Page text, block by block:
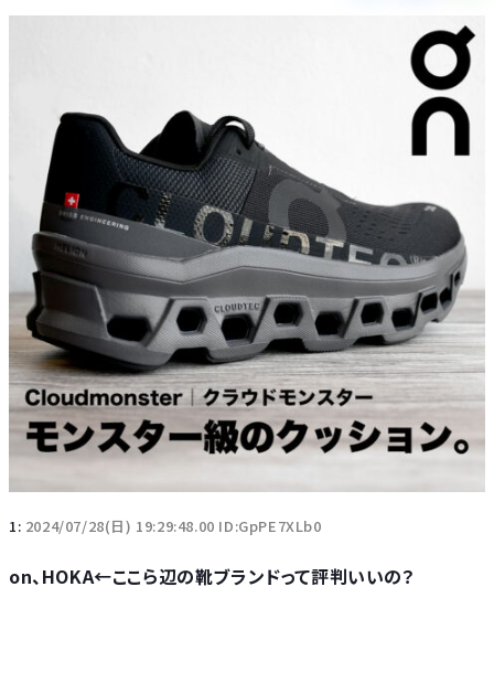
1: 2024/07/28(日) 19:29:48.00 ID:GpPE7XLb0
on、HOKA←ここら辺の靴ブランドって評判いいの？